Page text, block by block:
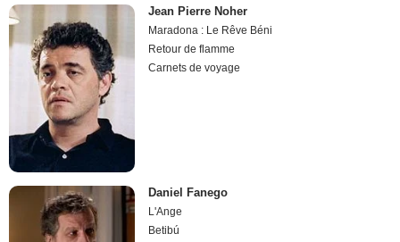
Jean Pierre Noher
Maradona : Le Rêve Béni
Retour de flamme
Carnets de voyage
Daniel Fanego
L'Ange
Betibú